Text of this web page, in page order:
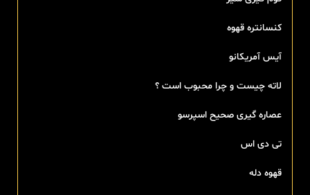
کنسانتره قهوه
آیس آمریکانو
لاته چیست و چرا محبوب است ؟
عصاره گیری صحیح اسپرسو
تی‌ دی اس
قهوه دله